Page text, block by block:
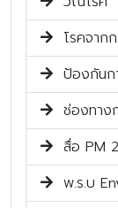
โรคจาก
ป้องกันก
ช่องทาง
สื่อ PM
พ.ร.บ